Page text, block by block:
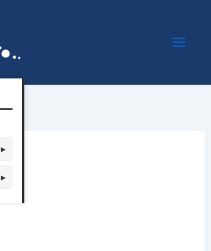
▸
▸